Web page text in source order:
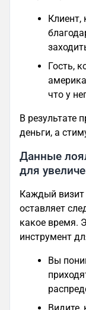
Клиент,
Гость,
что у
В результате
деньги, а
Данные
для
Каждый визит
оставляет
какое время.
инструмент
Вы